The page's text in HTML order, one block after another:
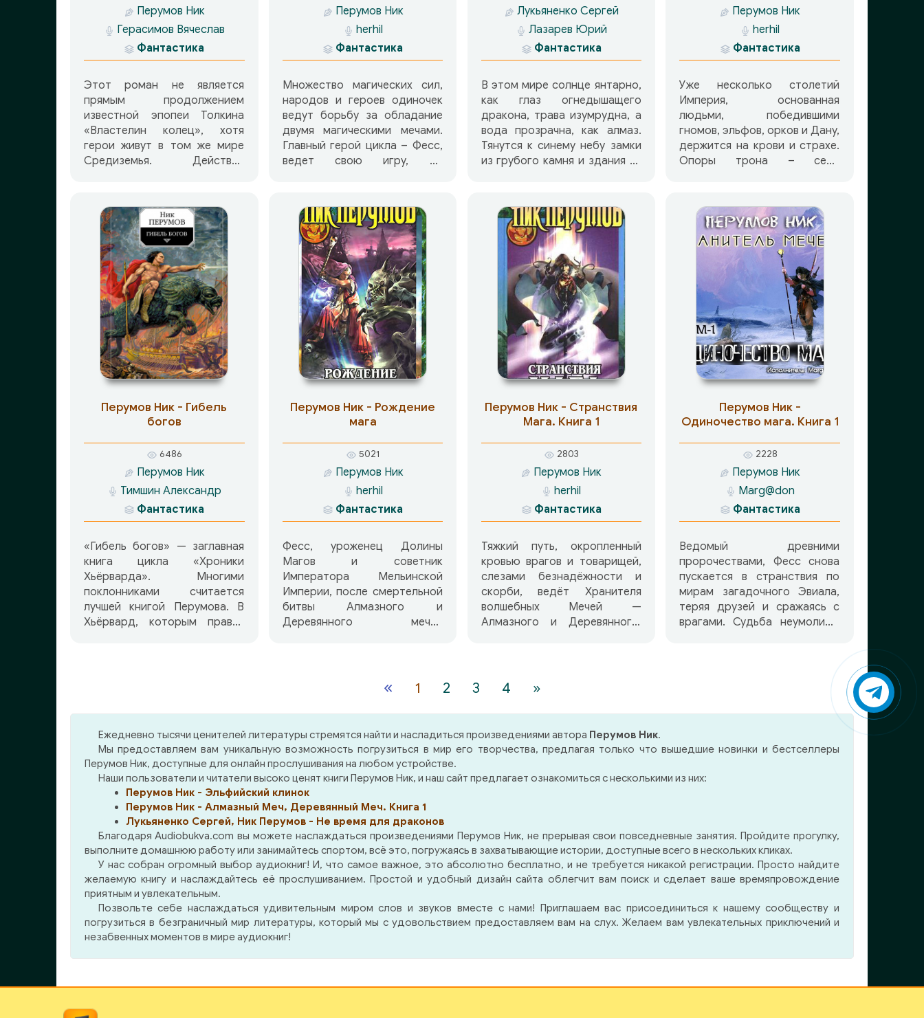
Перумов Ник
Герасимов Вячеслав
Фантастика
Этот роман не является
прямым продолжением
известной эпопеи Толкина
«Властелин колец», хотя
герои живут в том же мире
Средиземья. Действие
Черного Властелина. В
центре повествования —
приключения молодого
хоббита, Фолко Брендибэка.
Вместе с друзьями-гномами
он странствует по
Средиземью, пытаясь
разобраться в истоках
тревог своего времени,
отыскать средоточие Зла и
одолеть воспрянувшие
Темные Силы.
Перумов Ник
herhil
Фантастика
Множество магических сил,
народов и героев одиночек
ведут борьбу за обладание
двумя магическими мечами.
Главный герой цикла – Фесс,
ведет свою игру, но
Алмазный и Деревянный
мечи. Император Мельина
начинает войну с магами.
Когда-то они приучили его
быть жестоким; теперь он
покажет им, каково от этого
пострадать. В то же самое
время Агата из племени Дану,
служанка в цирке, находит в
лесу магический Деревянный
меч, Иммельсторн. От того, в
чьи руки он попадет, будет
зависеть судьба ее
порабощенного народа…
Гном Сидри ведет крохотный
царство, чтобы добыть некий
собратьев. И за всем этим
наблюдают странные
козлоногие пришельцы из
другого мира — их
собственная цель не ясна, но
вряд ли она может быть
такой уж благой.
Лукьяненко Сергей
Лазарев Юрий
Фантастика
В этом мире солнце янтарно,
как глаз огнедышащего
дракона, трава изумрудна, а
вода прозрачна, как алмаз.
Тянутся к синему небу замки
из грубого камня и здания из
безраздельно властвует
Магия… Но пробил роковой
час, и срединный мир призвал
человека с изнанки. В
смертельных схватках с
главными магами четырех
стихий он должен пройти
посвящение, овладеть Силой
и исполнить свое
предназначение… «Не время
для драконов» —
единственный роман,
написанный вместе двумя
звездами российской
фантастики.
Перумов Ник
herhil
Фантастика
Уже несколько столетий
Империя, основанная
людьми, победившими
гномов, эльфов, орков и Дану,
держится на крови и страхе.
Опоры трона – семь
душами и судьбами
обитателей страны и самого
императора. Но близок день
мести, день начала великой
битвы, ибо пробудился уже в
глубине Друнгского Леса
священный меч Иммельсторн
и все ярче искрится
Алмазный «брат» его
Драгнир, освещая тайные
пещеры Подгорного
Племени. Второй том первой
книги цикла, действие
которого происходит в Мире
Мельина. Множество
героев одиночек ведут
магическими мечами. Главный
герой цикла – Фесс, ведет
свою игру, но неожиданно
обнаруживает себя в центре
схватки за Алмазный и
Деревянный мечи.
Перумов Ник - Гибель
богов
6486
Перумов Ник
Тимшин Александр
Фантастика
«Гибель богов» — заглавная
книга цикла «Хроники
Хьёрварда». Многими
поклонниками считается
лучшей книгой Перумова. В
Хьёрвард, которым правят
находится в замке всех
Древних, и с его помощью
появляется на свет ученик
Хедина — Хаген. В
порследствии Хаген
становится могучим магом, и
оружием в руках Хедина. Им
удаётся освободить мага
Ракота, некогда заточенного
Молодыми Богами, и вместе
они бросают вызов правящей
семерке. И Хьёрвард
становится ареной для битв
столь яростных и
масштабных, что они ставят
под вопрос само
Демогоргона, Лишённые Тел,
Желтые Скорпионы,
Перумов Ник - Рождение
мага
5021
Перумов Ник
herhil
Фантастика
Фесс, уроженец Долины
Магов и советник
Императора Мельинской
Империи, после смертельной
битвы Алмазного и
Деревянного мечей
приходится начинать с
начала: его память искажена,
магические способности
ослаблены неведомыми
силами. Время не ждет:
пророчества сулят новому
дому мага скорый и
страшный конец. Но ни Фесс,
ни кто иной в Эвиале не
догадывается, что, сами того
не ведая, руку к этому
приложили те, кому на роду
написано миры спасать —
боевой маг Клара Хюммель и
паутине троп
Межреальности.
Перумов Ник - Странствия
Мага. Книга 1
2803
Перумов Ник
herhil
Фантастика
Тяжкий путь, окропленный
кровью врагов и товарищей,
слезами безнадёжности и
скорби, ведёт Хранителя
волшебных Мечей —
Алмазного и Деревянного,
жители волшебного леса не
дают ему пристанище,
предугадывая будущее
черного волшебника, как
ставленика тьмы, которому
написано на роду — принести
смерть Эвиалу. Существует
и Фесс соглашается на него,
двигаясь дальше. За ним по
пятам движется погоня
Святой Инквизиции, но в душе
Перумов Ник -
Одиночество мага. Книга 1
2228
Перумов Ник
Marg@don
Фантастика
Ведомый древними
пророчествами, Фесс снова
пускается в странствия по
мирам загадочного Эвиала,
теряя друзей и сражаясь с
врагами. Судьба неумолимо
страшные испытания, одно из
которых – настоящая пытка
одиночеством.
« 1 2 3 4 »
Ежедневно тысячи ценителей литературы стремятся найти и насладиться произведениями автора Перумов Ник.
Мы предоставляем вам уникальную возможность погрузиться в мир его творчества, предлагая только что вышедшие новинки и бестселлеры
Перумов Ник, доступные для онлайн прослушивания на любом устройстве.
Наши пользователи и читатели высоко ценят книги Перумов Ник, и наш сайт предлагает ознакомиться с несколькими из них:
Перумов Ник - Эльфийский клинок
Перумов Ник - Алмазный Меч, Деревянный Меч. Книга 1
Лукьяненко Сергей, Ник Перумов - Не время для драконов
Благодаря Audiobukva.com вы можете наслаждаться произведениями Перумов Ник, не прерывая свои повседневные занятия. Пройдите прогулку,
выполните домашнюю работу или занимайтесь спортом, всё это, погружаясь в захватывающие истории, доступные всего в нескольких кликах.
У нас собран огромный выбор аудиокниг! И, что самое важное, это абсолютно бесплатно, и не требуется никакой регистрации. Просто найдите
желаемую книгу и наслаждайтесь её прослушиванием. Простой и удобный дизайн сайта облегчит вам поиск и сделает ваше времяпровождение
приятным и увлекательным.
Позвольте себе наслаждаться удивительным миром слов и звуков вместе с нами! Приглашаем вас присоединиться к нашему сообществу и
погрузиться в безграничный мир литературы, который мы с удовольствием предоставляем вам на слух. Желаем вам увлекательных приключений и
незабвенных моментов в мире аудиокниг!